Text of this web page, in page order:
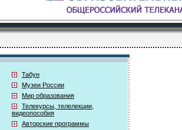
Табун
Музеи России
Мир образования
Телекурсы, телелекции,
видеопособия
Авторские программы